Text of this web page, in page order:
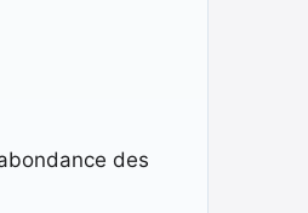
des